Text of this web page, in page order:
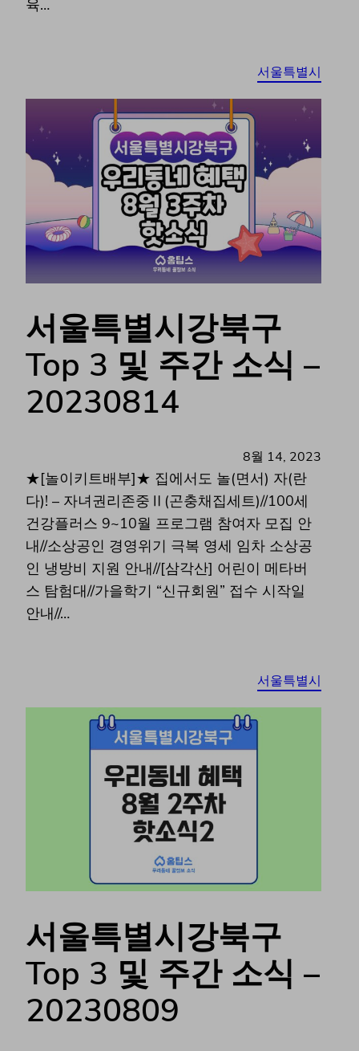
육…
서울특별시
서울특별시강북구
Top 3 및 주간 소식 –
20230814
8월 14, 2023
★[놀이키트배부]★ 집에서도 놀(면서) 자(란
다)! – 자녀권리존중Ⅱ(곤충채집세트)//100세
건강플러스 9~10월 프로그램 참여자 모집 안
내//소상공인 경영위기 극복 영세 임차 소상공
인 냉방비 지원 안내//[삼각산] 어린이 메타버
스 탐험대//가을학기 “신규회원” 접수 시작일
안내//…
서울특별시
서울특별시강북구
Top 3 및 주간 소식 –
20230809